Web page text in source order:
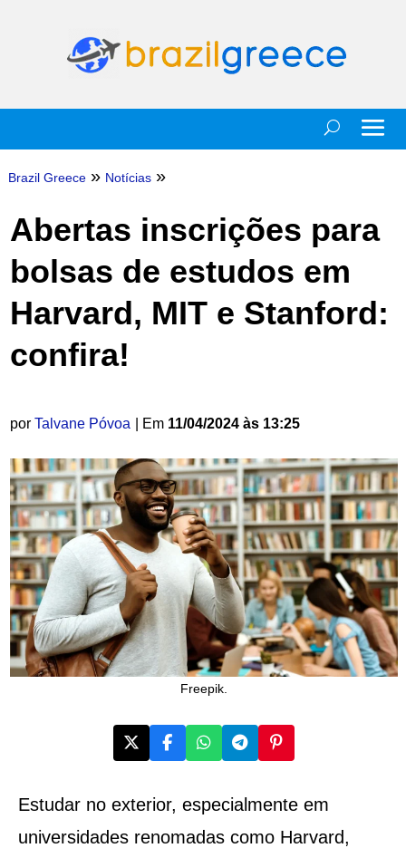
Brazil Greece » Notícias »
Abertas inscrições para
bolsas de estudos em
Harvard, MIT e Stanford:
confira!
por Talvane Póvoa | Em 11/04/2024 às 13:25
Freepik.
Estudar no exterior, especialmente em
universidades renomadas como Harvard,